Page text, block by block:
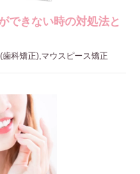
できない時の対処法と
(歯科矯正),マウスピース矯正